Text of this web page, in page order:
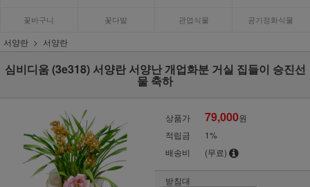
꽃바구니 꽃다발 관엽식물 공기정화식물
서양란 서양란
심비디움 (3e318) 서양란 서양난 개업화분 거실 집들이 승진선
물 축하
상품가 79,000원
적립금
1%
배송비
(무료)
받침대